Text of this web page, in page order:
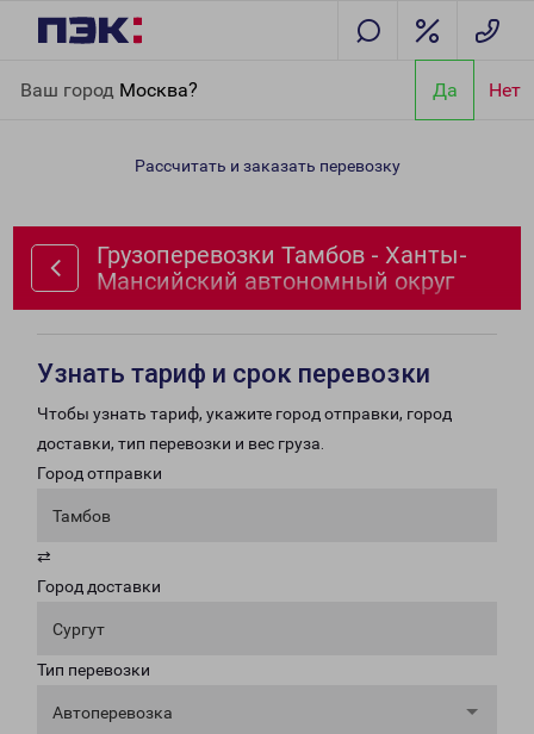
Ваш город Москва? Да Нет
Мансийский автономный округ
Рассчитать и заказать перевозку
Грузоперевозки Тамбов - Ханты-
Мансийский автономный округ
Узнать тариф и срок перевозки
Чтобы узнать тариф, укажите город отправки, город
доставки, тип перевозки и вес груза.
Город отправки
Тамбов
⇄
Город доставки
Сургут
Тип перевозки
Автоперевозка